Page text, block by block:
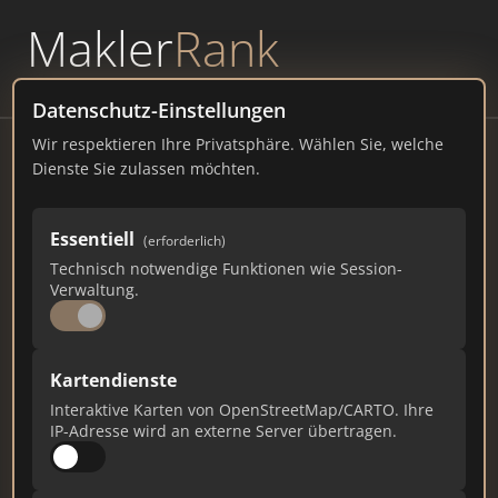
MaklerRank
powered byWAVEPOINT
Datenschutz-Einstellungen
Wir respektieren Ihre Privatsphäre. Wählen Sie, welche
Dienste Sie zulassen möchten.
Essentiell (erforderlich)
Technisch notwendige Funktionen wie Session-
Verwaltung.
Kartendienste
Interaktive Karten von OpenStreetMap/CARTO. Ihre
IP-Adresse wird an externe Server übertragen.
Volksbank Magdeburg eG
volksbank-magdeburg.de
54
Ist das Ihr Unternehmen?
Verifizieren Sie Ihr Profil, bearbeiten Sie Ihre